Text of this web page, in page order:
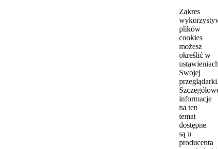
Zakres
plików
cookies
możesz
określić w
Swojej
informacje
na ten
temat
dostępne
są u
producenta